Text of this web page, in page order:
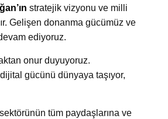
stratejik vizyonu ve milli
Gelişen donanma gücümüz ve
ediyoruz.
onur duyuyoruz.
gücünü dünyaya taşıyor,
tüm paydaşlarına ve